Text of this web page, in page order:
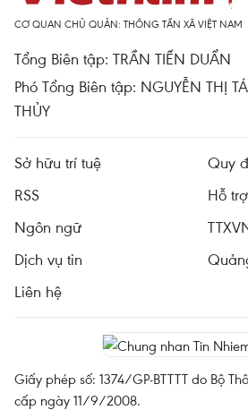
CƠ QUAN CHỦ QUẢN: THÔNG TẤN XÃ VIỆT NAM
Tổng Biên tập: TRẦN TIẾN DUẨN
Phó Tổng Biên tập: NGUYỄN THỊ
THỦY
Sở hữu trí tuệ
Quy
RSS
Hỗ trợ
Ngôn ngữ
Dịch vụ tin
Liên hệ
Giấy phép số: 1374/GP-BTTTT do Bộ
cấp ngày 11/9/2008.